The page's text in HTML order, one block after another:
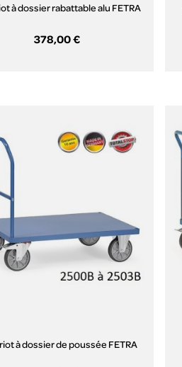
à dossier rabattable alu FETRA
378,00 €
à dossier de poussée FETRA